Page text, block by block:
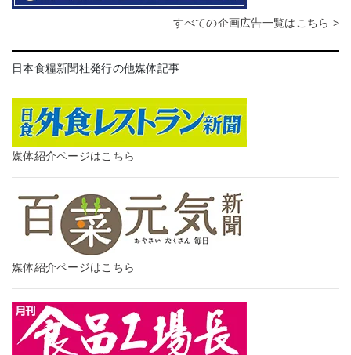
すべての企画広告一覧はこちら >
日本食糧新聞社発行の他媒体記事
媒体紹介ページはこちら
媒体紹介ページはこちら